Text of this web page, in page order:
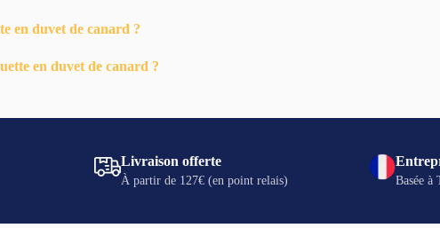
en duvet de canard ?
en duvet de canard ?
Livraison offerte
À partir de 127€ (en point relais) Basée à